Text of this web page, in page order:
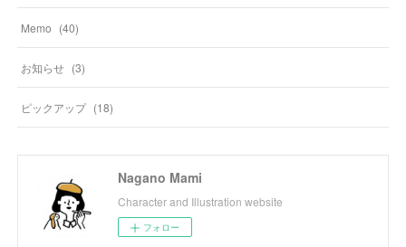
Memo (40)
お知らせ (3)
ピックアップ (18)
Nagano Mami
Character and Illustration website
フォロー